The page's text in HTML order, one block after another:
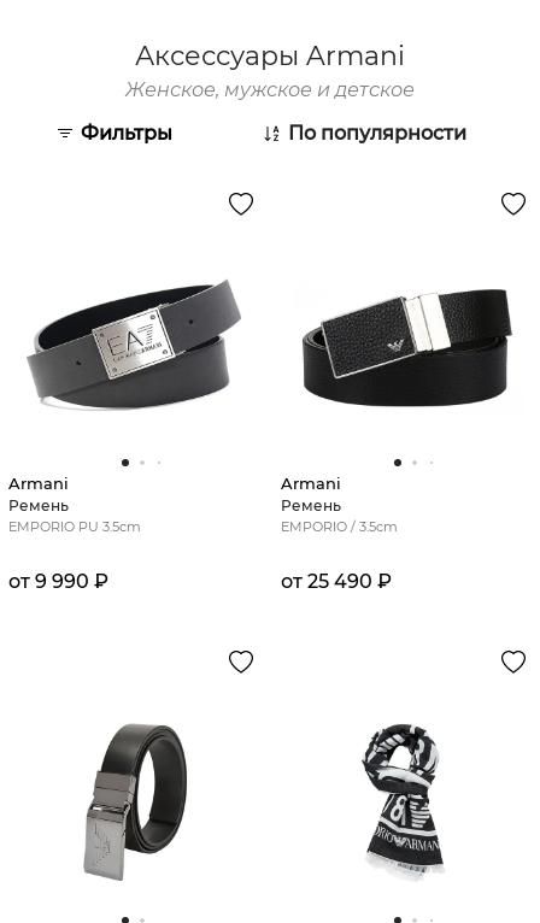
Аксессуары Armani
Женское, мужское и детское
Фильтры
По популярности
Armani
Ремень
EMPORIO PU 3.5cm
от 9 990 ₽
Armani
Ремень
EMPORIO / 3.5cm
от 25 490 ₽